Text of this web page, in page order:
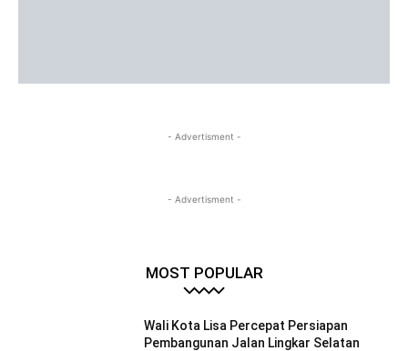
- Advertisment -
- Advertisment -
MOST POPULAR
Wali Kota Lisa Percepat Persiapan
Pembangunan Jalan Lingkar Selatan